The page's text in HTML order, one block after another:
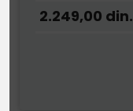
2.249,00 din.